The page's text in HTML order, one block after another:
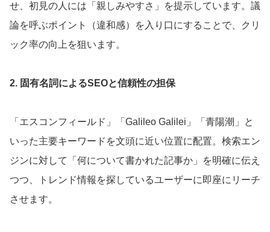
せ、初見の人には「親しみやすさ」を提示しています。議
論を呼ぶポイント（違和感）を入り口にすることで、クリ
ック率の向上を狙います。
2. 固有名詞によるSEOと信頼性の担保
「エスコンフィールド」「Galileo Galilei」「青陽潮」と
いった主要キーワードを文頭に近い位置に配置。検索エン
ジンに対して「何について書かれた記事か」を明確に伝え
つつ、トレンド情報を探しているユーザーに即座にリーチ
させます。